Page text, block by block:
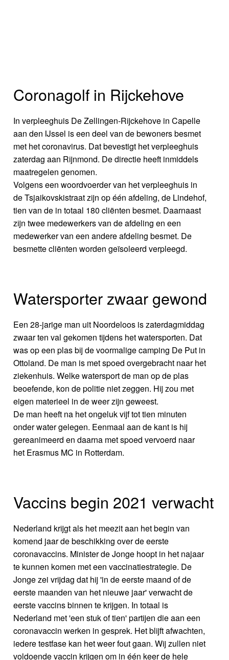
Coronagolf in Rijckehove
In verpleeghuis De Zellingen-Rijckehove in Capelle
aan den IJssel is een deel van de bewoners besmet
met het coronavirus. Dat bevestigt het verpleeghuis
zaterdag aan Rijnmond. De directie heeft inmiddels
maatregelen genomen.
Volgens een woordvoerder van het verpleeghuis in
de Tsjaikovskistraat zijn op één afdeling, de Lindehof,
tien van de in totaal 180 cliënten besmet. Daarnaast
zijn twee medewerkers van de afdeling en een
medewerker van een andere afdeling besmet. De
besmette cliënten worden geïsoleerd verpleegd.
Watersporter zwaar gewond
Een 28-jarige man uit Noordeloos is zaterdagmiddag
zwaar ten val gekomen tijdens het watersporten. Dat
was op een plas bij de voormalige camping De Put in
Ottoland. De man is met spoed overgebracht naar het
ziekenhuis. Welke watersport de man op de plas
beoefende, kon de politie niet zeggen. Hij zou met
eigen materieel in de weer zijn geweest.
De man heeft na het ongeluk vijf tot tien minuten
onder water gelegen. Eenmaal aan de kant is hij
gereanimeerd en daarna met spoed vervoerd naar
het Erasmus MC in Rotterdam.
Vaccins begin 2021 verwacht
Nederland krijgt als het meezit aan het begin van
komend jaar de beschikking over de eerste
coronavaccins. Minister de Jonge hoopt in het najaar
te kunnen komen met een vaccinatiestrategie. De
Jonge zei vrijdag dat hij 'in de eerste maand of de
eerste maanden van het nieuwe jaar' verwacht de
eerste vaccins binnen te krijgen. In totaal is
Nederland met 'een stuk of tien' partijen die aan een
coronavaccin werken in gesprek. Het blijft afwachten,
iedere testfase kan het weer fout gaan. Wij zullen niet
voldoende vaccin krijgen om in één keer de hele